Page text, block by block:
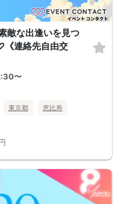
敵な出逢いを見つ
連絡先自由交
〜
東京都 恵比寿